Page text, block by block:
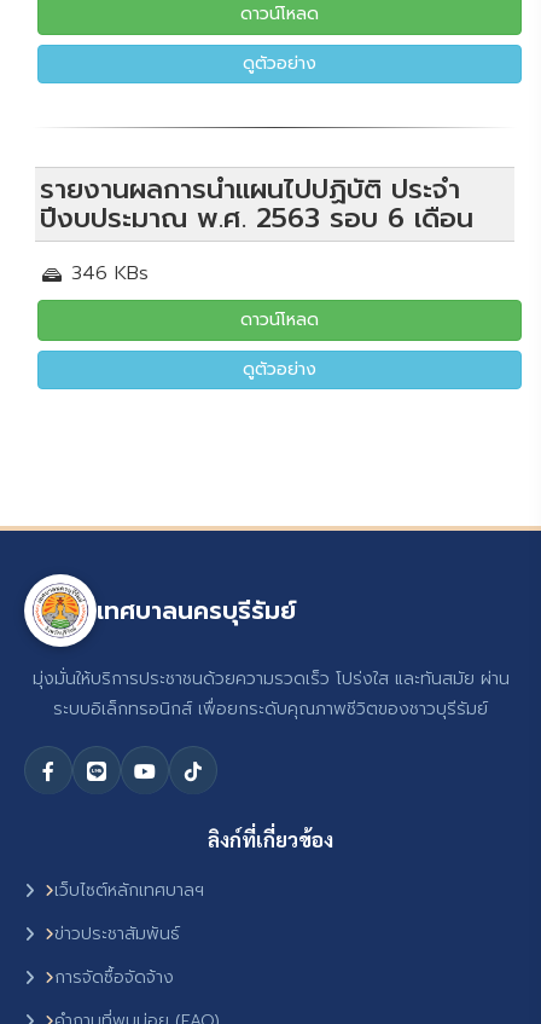
ดาวน์โหลด
ดูตัวอย่าง
รายงานผลการนำแผนไปปฏิบัติ ประจำ
ปีงบประมาณ พ.ศ. 2563 รอบ 6 เดือน
346 KBs
ดาวน์โหลด
ดูตัวอย่าง
เทศบาลนครบุรีรัมย์
มุ่งมั่นให้บริการประชาชนด้วยความรวดเร็ว โปร่งใส และทันสมัย ผ่าน
ระบบอิเล็กทรอนิกส์ เพื่อยกระดับคุณภาพชีวิตของชาวบุรีรัมย์
ลิงก์ที่เกี่ยวข้อง
เว็บไซต์หลักเทศบาลฯ
ข่าวประชาสัมพันธ์
การจัดซื้อจัดจ้าง